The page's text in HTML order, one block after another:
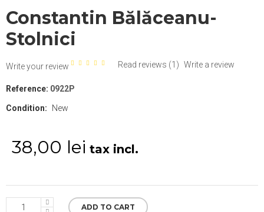
Constantin Bălăceanu-
Stolnici
Write your review Read reviews (1 ) Write a review
Reference: 0922P
Condition: New
38,00 lei tax incl.
ADD TO CART